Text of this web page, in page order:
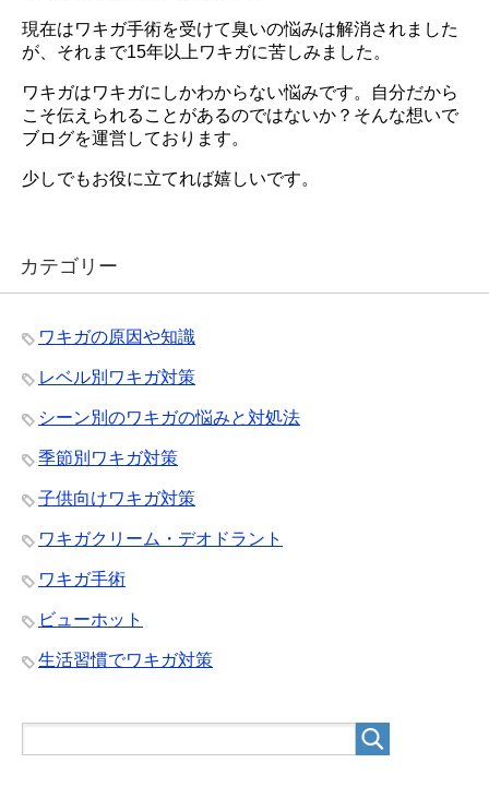
現在はワキガ手術を受けて臭いの悩みは解消されました
が、それまで15年以上ワキガに苦しみました。
ワキガはワキガにしかわからない悩みです。自分だから
こそ伝えられることがあるのではないか？そんな想いで
ブログを運営しております。
少しでもお役に立てれば嬉しいです。
カテゴリー
ワキガの原因や知識
レベル別ワキガ対策
シーン別のワキガの悩みと対処法
季節別ワキガ対策
子供向けワキガ対策
ワキガクリーム・デオドラント
ワキガ手術
ビューホット
生活習慣でワキガ対策